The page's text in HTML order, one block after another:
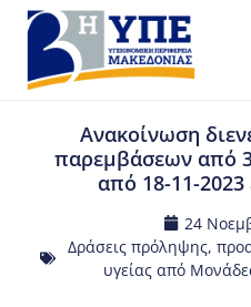
Ανακοίνωση
παρεμβάσεων από
από 18-11-2023
24
Δράσεις πρόληψης,
υγείας από